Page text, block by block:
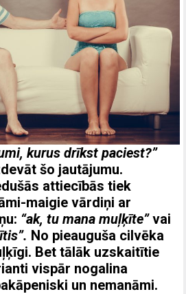
kurus drīkst paciest?”
šo jautājumu.
attiecībās tiek
maigie vārdiņi ar
“ak, tu mana muļķīte”vai
No pieauguša cilvēka
Bet tālāk uzskaitītie
vispār nogalina
un nemanāmi.